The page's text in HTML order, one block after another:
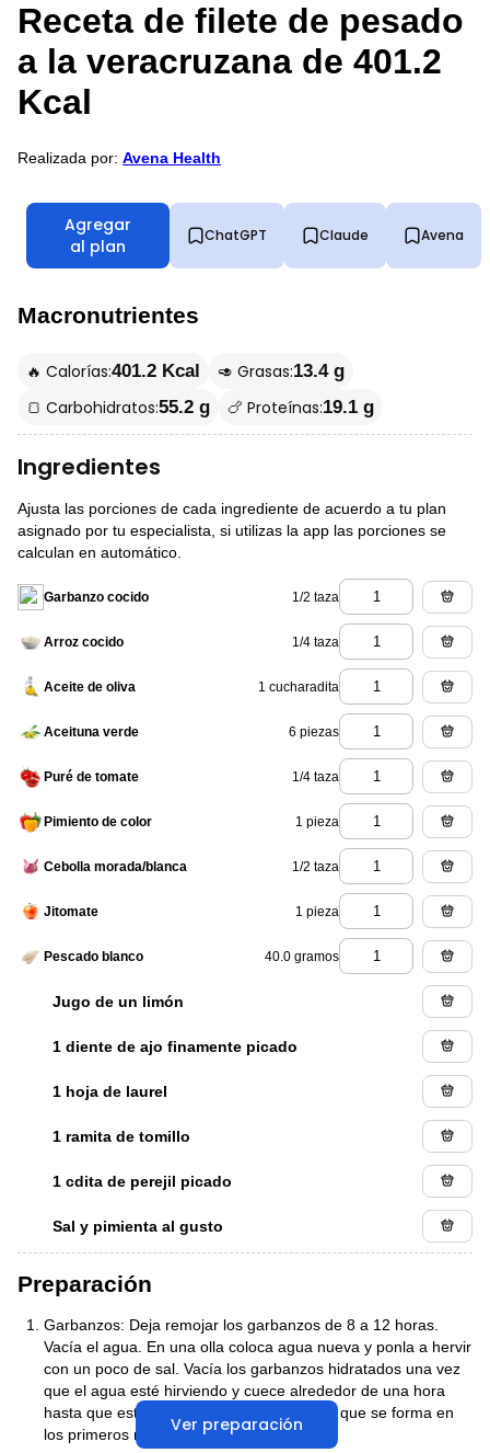
Receta de filete de pesado
a la veracruzana de 401.2
Kcal
Realizada por: Avena Health
Agregar
al plan
ChatGPT Claude Avena
Macronutrientes
🔥 Calorías:401.2 Kcal 🥑 Grasas:13.4 g
🍞 Carbohidratos:55.2 g 🍗 Proteínas:19.1 g
Ingredientes
Ajusta las porciones de cada ingrediente de acuerdo a tu plan
asignado por tu especialista, si utilizas la app las porciones se
calculan en automático.
Garbanzo cocido 1/2 taza
Arroz cocido 1/4 taza
Aceite de oliva 1 cucharadita
Aceituna verde 6 piezas
Puré de tomate 1/4 taza
Pimiento de color 1 pieza
Cebolla morada/blanca 1/2 taza
Jitomate 1 pieza
Pescado blanco 40.0 gramos
Jugo de un limón
1 diente de ajo finamente picado
1 hoja de laurel
1 ramita de tomillo
1 cdita de perejil picado
Sal y pimienta al gusto
Ver preparación
Preparación
Garbanzos: Deja remojar los garbanzos de 8 a 12 horas.
Vacía el agua. En una olla coloca agua nueva y ponla a hervir
con un poco de sal. Vacía los garbanzos hidratados una vez
que el agua esté hirviendo y cuece alrededor de una hora
hasta que estén suaves. Retira la espuma que se forma en
los primeros minutos.